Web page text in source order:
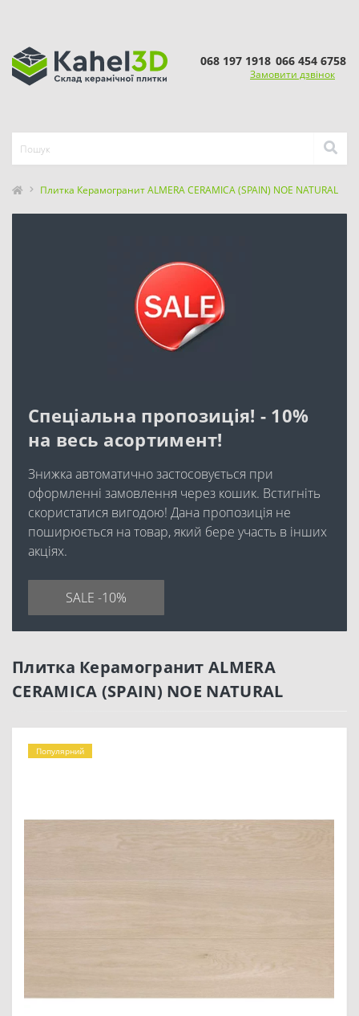
068 197 1918 066 454 6758
Замовити дзвінок
Плитка Керамогранит ALMERA CERAMICA (SPAIN) NOE NATURAL
Спеціальна пропозиція! - 10%
на весь асортимент!
Знижка автоматично застосовується при
оформленні замовлення через кошик. Встигніть
скористатися вигодою! Дана пропозиція не
поширюється на товар, який бере участь в інших
акціях.
SALE -10%
Плитка Керамогранит ALMERA
CERAMICA (SPAIN) NOE NATURAL
Популярний